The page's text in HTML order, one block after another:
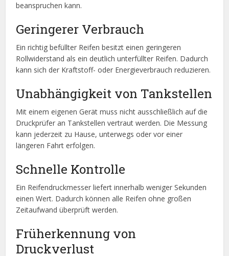
beanspruchen kann.
Geringerer Verbrauch
Ein richtig befüllter Reifen besitzt einen geringeren
Rollwiderstand als ein deutlich unterfüllter Reifen. Dadurch
kann sich der Kraftstoff- oder Energieverbrauch reduzieren.
Unabhängigkeit von Tankstellen
Mit einem eigenen Gerät muss nicht ausschließlich auf die
Druckprüfer an Tankstellen vertraut werden. Die Messung
kann jederzeit zu Hause, unterwegs oder vor einer
längeren Fahrt erfolgen.
Schnelle Kontrolle
Ein Reifendruckmesser liefert innerhalb weniger Sekunden
einen Wert. Dadurch können alle Reifen ohne großen
Zeitaufwand überprüft werden.
Früherkennung von
Druckverlust